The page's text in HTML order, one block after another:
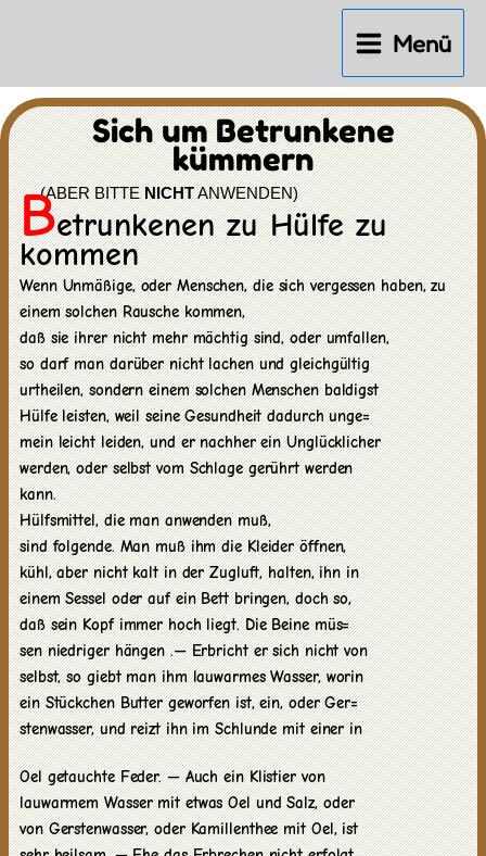
Menü
Sich um Betrunkene
kümmern
(ABER BITTENICHTANWENDEN)
Betrunkenen zu Hülfe zu
kommen
Wenn Unmäßige, oder Menschen, die sich vergessen haben, zu
einem solchen Rausche kommen,
daß sie ihrer nicht mehr mächtig sind, oder umfallen,
so darf man darüber nicht lachen und gleichgültig
urtheilen, sondern einem solchen Menschen baldigst
Hülfe leisten, weil seine Gesundheit dadurch unge=
mein leicht leiden, und er nachher ein Unglücklicher
werden, oder selbst vom Schlage gerührt werden
kann.
Hülfsmittel, die man anwenden muß,
sind folgende. Man muß ihm die Kleider öffnen,
kühl, aber nicht kalt in der Zugluft, halten, ihn in
einem Sessel oder auf ein Bett bringen, doch so,
daß sein Kopf immer hoch liegt. Die Beine müs=
sen niedriger hängen .— Erbricht er sich nicht von
selbst, so giebt man ihm lauwarmes Wasser, worin
ein Stückchen Butter geworfen ist, ein, oder Ger=
stenwasser, und reizt ihn im Schlunde mit einer in
Oel getauchte Feder. — Auch ein Klistier von
lauwarmem Wasser mit etwas Oel und Salz, oder
von Gerstenwasser, oder Kamillenthee mit Oel, ist